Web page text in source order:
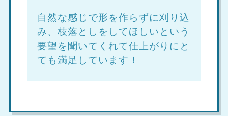
自然な感じで形を作らずに刈り込
み、枝落としをしてほしいという
要望を聞いてくれて仕上がりにと
ても満足しています！